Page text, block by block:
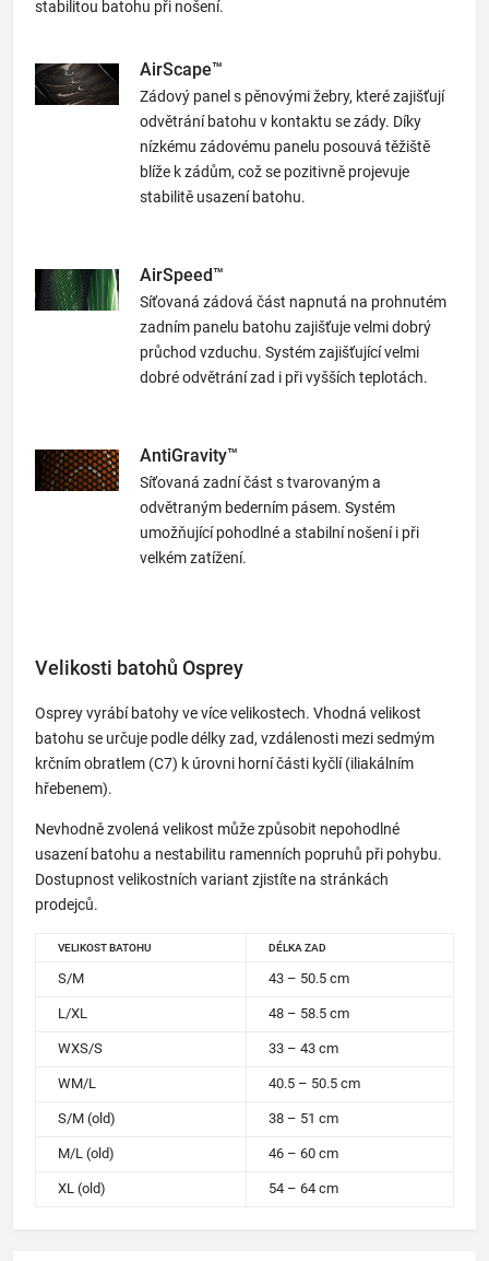
stabilitou batohu při nošení.
AirScape™
Zádový panel s pěnovými žebry, které zajišťují
odvětrání batohu v kontaktu se zády. Díky
nízkému zádovému panelu posouvá těžiště
blíže k zádům, což se pozitivně projevuje
stabilitě usazení batohu.
AirSpeed™
Síťovaná zádová část napnutá na prohnutém
zadním panelu batohu zajišťuje velmi dobrý
průchod vzduchu. Systém zajišťující velmi
dobré odvětrání zad i při vyšších teplotách.
AntiGravity™
Síťovaná zadní část s tvarovaným a
odvětraným bederním pásem. Systém
umožňující pohodlné a stabilní nošení i při
velkém zatížení.
Velikosti batohů Osprey
Osprey vyrábí batohy ve více velikostech. Vhodná velikost
batohu se určuje podle délky zad, vzdálenosti mezi sedmým
krčním obratlem (C7) k úrovni horní části kyčlí (iliakálním
hřebenem).
Nevhodně zvolená velikost může způsobit nepohodlné
usazení batohu a nestabilitu ramenních popruhů při pohybu.
Dostupnost velikostních variant zjistíte na stránkách
prodejců.
VELIKOST BATOHU DÉLKA ZAD
S/M 43 – 50.5 cm
L/XL 48 – 58.5 cm
WXS/S 33 – 43 cm
WM/L 40.5 – 50.5 cm
S/M (old) 38 – 51 cm
M/L (old) 46 – 60 cm
XL (old) 54 – 64 cm